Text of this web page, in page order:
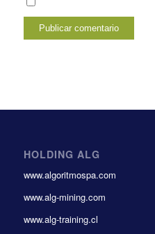
HOLDING ALG
www.algoritmospa.com
www.alg-mining.com
www.alg-training.cl